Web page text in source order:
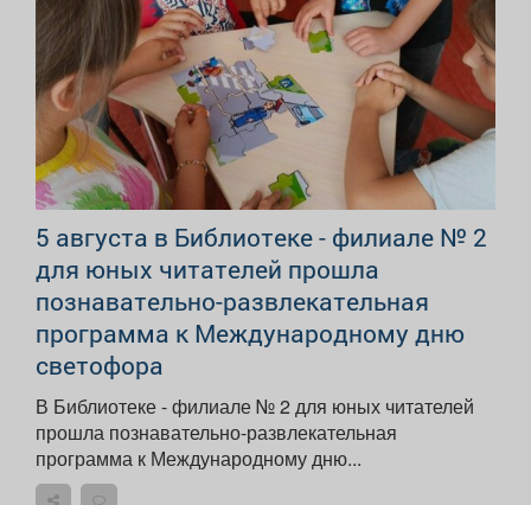
5 августа в Библиотеке - филиале № 2
для юных читателей прошла
познавательно-развлекательная
программа к Международному дню
светофора
В Библиотеке - филиале № 2 для юных читателей
прошла познавательно-развлекательная
программа к Международному дню...